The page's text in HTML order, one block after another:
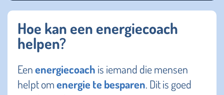
Hoe kan een energiecoach
helpen?
Eenenergiecoach is iemand die mensen
helpt omenergie te besparen. Dit is goed